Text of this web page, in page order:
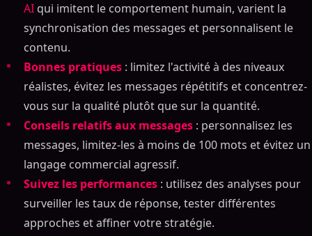
AI qui imitent le comportement humain, varient la
synchronisation des messages et personnalisent le
contenu.
Bonnes pratiques : limitez l'activité à des niveaux
réalistes, évitez les messages répétitifs et concentrez-
vous sur la qualité plutôt que sur la quantité.
Conseils relatifs aux messages : personnalisez les
messages, limitez-les à moins de 100 mots et évitez un
langage commercial agressif.
Suivez les performances : utilisez des analyses pour
surveiller les taux de réponse, tester différentes
approches et affiner votre stratégie.